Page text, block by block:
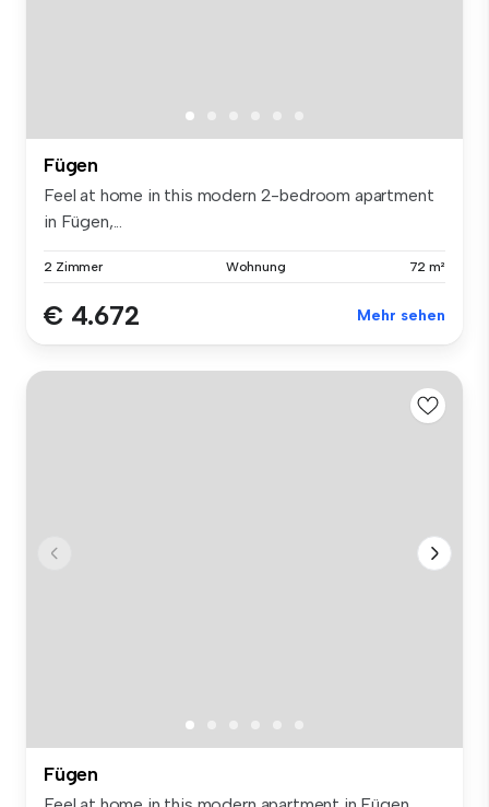
Fügen
Feel at home in this modern 2-bedroom apartment
in Fügen,...
2 Zimmer Wohnung 72 m²
€ 4.672 Mehr sehen
Fügen